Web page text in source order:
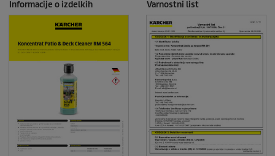
Informacije o izdelkih Varnostni list